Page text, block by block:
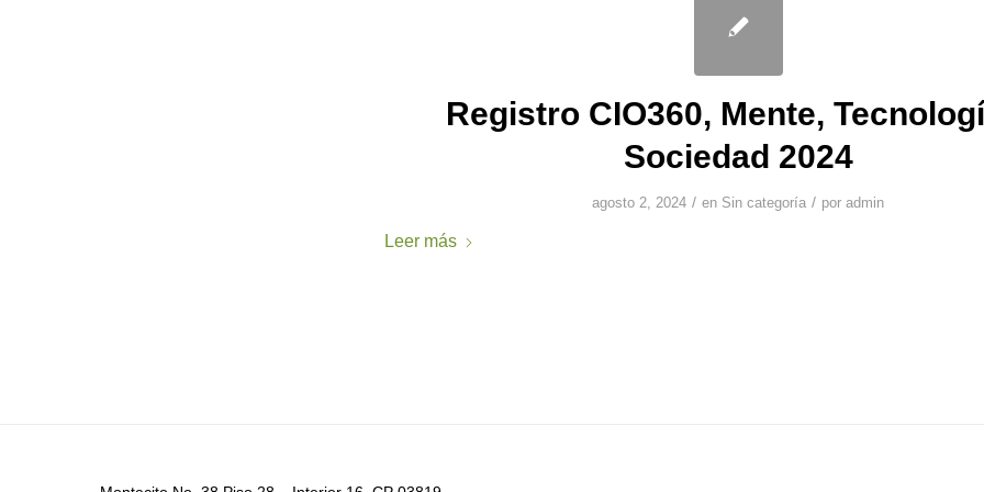
Registro CIO360, Mente,
Sociedad 2024
agosto 2, 2024 / en Sin categoría / por admin
Leer más